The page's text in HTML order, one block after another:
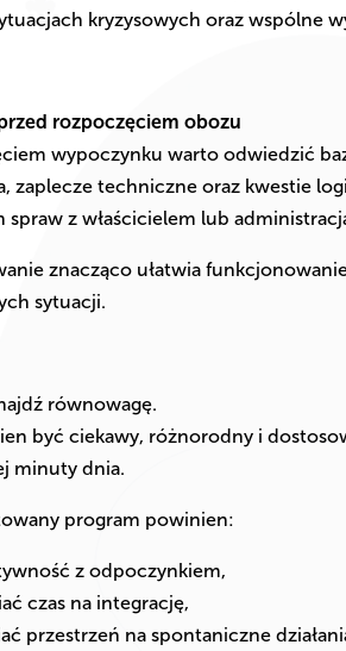
kryzysowych oraz wspólne
rozpoczęciem obozu
wypoczynku warto odwiedzić
zaplecze techniczne oraz kwestie
spraw z właścicielem lub
znacząco ułatwia
sytuacji.
równowagę.
być ciekawy, różnorodny i
minuty dnia.
program powinien:
z odpoczynkiem,
czas na integrację,
przestrzeń na spontaniczne